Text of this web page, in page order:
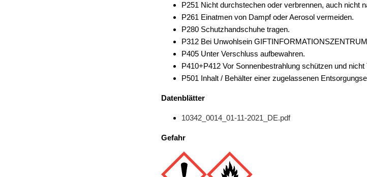
P251 Nicht durchstechen oder verbrennen, auch nicht
P261 Einatmen von Dampf oder Aerosol vermeiden.
P280 Schutzhandschuhe tragen.
P312 Bei Unwohlsein
P405 Unter Verschluss aufbewahren.
P410+P412 Vor Sonnenbestrahlung schützen und
P501 Inhalt / Behälter einer zugelassenen
Datenblätter
10342_0014_01-11-2021_DE.pdf
Gefahr